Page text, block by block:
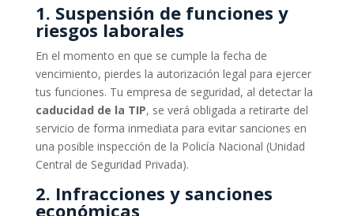
1. Suspensión de funciones y
riesgos laborales
En el momento en que se cumple la fecha de
vencimiento, pierdes la autorización legal para ejercer
tus funciones. Tu empresa de seguridad, al detectar la
caducidad de la TIP, se verá obligada a retirarte del
servicio de forma inmediata para evitar sanciones en
una posible inspección de la Policía Nacional (Unidad
Central de Seguridad Privada).
2. Infracciones y sanciones
económicas